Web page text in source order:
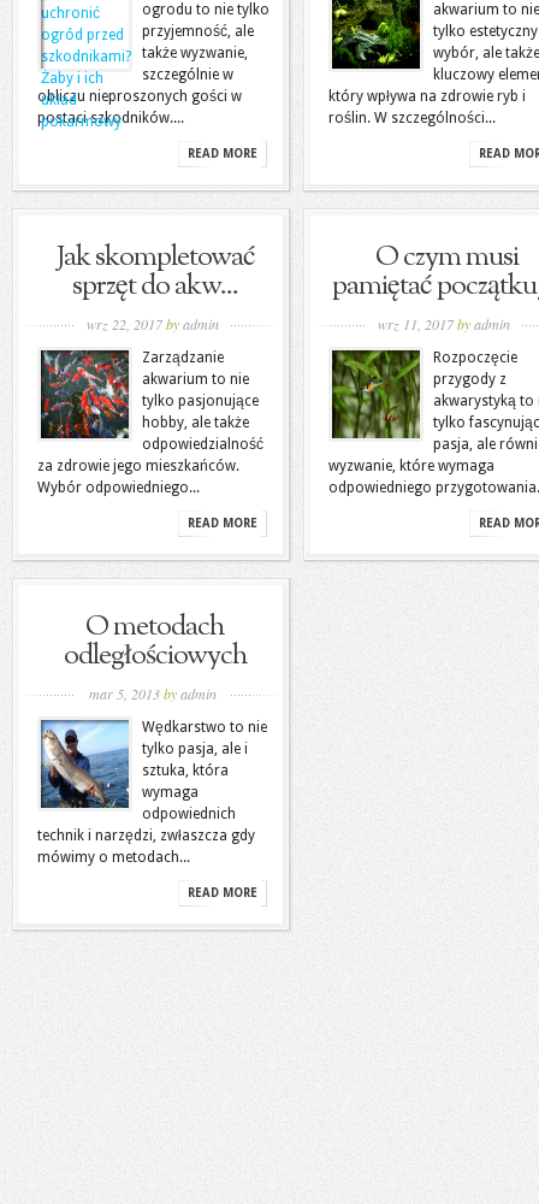
ogrodu to nie tylko
przyjemność, ale
także wyzwanie,
szczególnie w
obliczu nieproszonych gości w
postaci szkodników....
READ MORE
akwarium to nie
tylko estetyczny
wybór, ale także
kluczowy
który wpływa na zdrowie ryb i
roślin. W szczególności...
READ
Jak skompletować
sprzęt do akw...
wrz 22, 2017byadmin
Zarządzanie
akwarium to nie
tylko pasjonujące
hobby, ale także
odpowiedzialność
za zdrowie jego mieszkańców.
Wybór odpowiedniego...
READ MORE
O czym musi
pamiętać
wrz 11, 2017byadmin
Rozpoczęcie
przygody z
akwarystyką to
tylko
pasja, ale
wyzwanie, które wymaga
odpowiedniego
READ
O metodach
odległościowych
mar 5, 2013byadmin
Wędkarstwo to nie
tylko pasja, ale i
sztuka, która
wymaga
odpowiednich
technik i narzędzi, zwłaszcza gdy
mówimy o metodach...
READ MORE